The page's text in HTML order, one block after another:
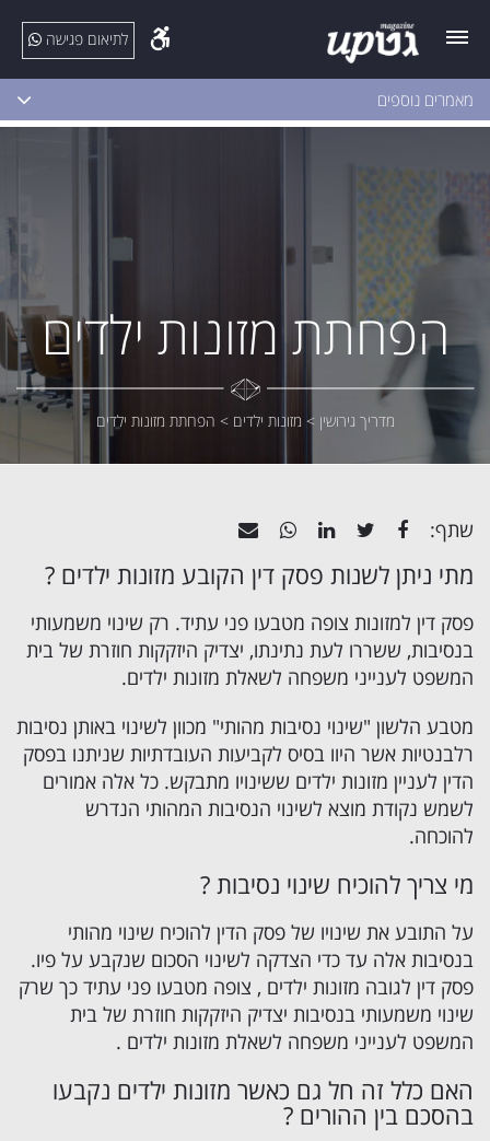
לתיאום פגישה
מאמרים נוספים
הפחתת מזונות ילדים
מדריך גירושין > מזונות ילדים > הפחתת מזונות ילדים
שתף:
מתי ניתן לשנות פסק דין הקובע מזונות ילדים ?
פסק דין למזונות צופה מטבעו פני עתיד. רק שינוי משמעותי
בנסיבות, ששררו לעת נתינתו, יצדיק היזקקות חוזרת של בית
המשפט לענייני משפחה לשאלת מזונות ילדים.
מטבע הלשון "שינוי נסיבות מהותי" מכוון לשינוי באותן נסיבות
רלבנטיות אשר היוו בסיס לקביעות העובדתיות שניתנו בפסק
הדין לעניין מזונות ילדים ששינויו מתבקש. כל אלה אמורים
לשמש נקודת מוצא לשינוי הנסיבות המהותי הנדרש
להוכחה.
מי צריך להוכיח שינוי נסיבות ?
על התובע את שינויו של פסק הדין להוכיח שינוי מהותי
בנסיבות אלה עד כדי הצדקה לשינוי הסכום שנקבע על פיו.
פסק דין לגובה מזונות ילדים , צופה מטבעו פני עתיד כך שרק
שינוי משמעותי בנסיבות יצדיק היזקקות חוזרת של בית
המשפט לענייני משפחה לשאלת מזונות ילדים .
האם כלל זה חל גם כאשר מזונות ילדים נקבעו
בהסכם בין ההורים ?